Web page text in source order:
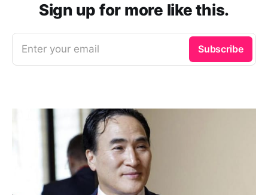
Sign up for more like this.
Enter your email Subscribe